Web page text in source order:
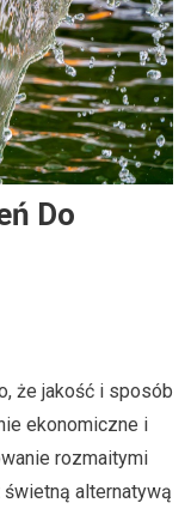
Do
że jakość i sposób
ekonomiczne i
rozmaitymi
alternatywą